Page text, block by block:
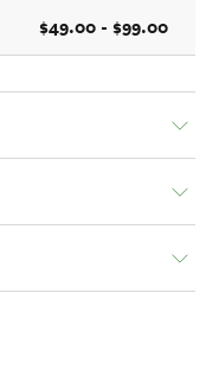
$49.00 - $99.00